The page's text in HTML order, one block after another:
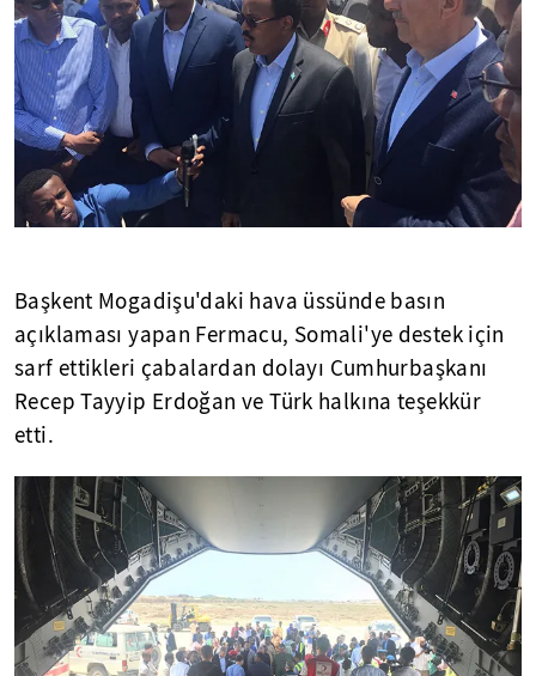
Başkent Mogadişu'daki hava üssünde basın
açıklaması yapan Fermacu, Somali'ye destek için
sarf ettikleri çabalardan dolayı Cumhurbaşkanı
Recep Tayyip Erdoğan ve Türk halkına teşekkür
etti.